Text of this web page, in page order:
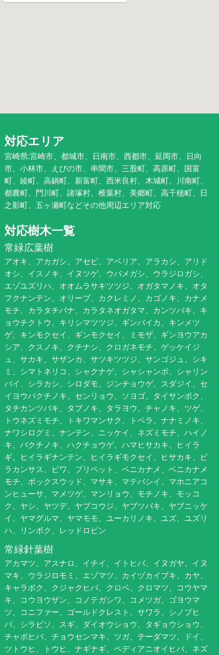
対応エリア
宮崎県:宮崎市、都城市、日南市、西都市、延岡市、日向
市、小林市、えびの市、串間市、三股町、高原町、国富
町、綾町、高鍋町、新富町、西米良村、木城町、川南町、
都農町、門川町、諸塚村、椎葉村、美郷町、高千穂町、日
之影町、五ヶ瀬町などその他周辺エリア対応
対応樹木一覧
常緑広葉樹
アオキ、アカガシ、アセビ、アベリア、アラカシ、アリド
オシ、イスノキ、イヌツゲ、ウバメガシ、ウラジロガシ、
エゾユズリハ、オオムラサキツツジ、オガタマノキ、オタ
フクナンテン、オリーブ、カクレミノ、カゴノキ、カナメ
モチ、カラタチバナ、カラタネオガタマ、カンツバキ、キ
ョウチクトウ、キリシマツツジ、ギンバイカ、キンメツ
ゲ、キンモクセイ、ギンモクセイ、ミモザ、ギンヨウアカ
シア、クスノキ、クチナシ、クロガネモチ、ゲッケイジ
ュ、サカキ、サザンカ、サツキツツジ、サンゴジュ、シキ
ミ、シマトネリコ、シャクナゲ、シャシャンポ、シャリン
バイ、シラカシ、シロダモ、ジンチョウゲ、スダジイ、セ
イヨウバクチノキ、センリョウ、ソヨゴ、タイサンボク、
タチカンツバキ、タブノキ、タラヨウ、チャノキ、ツゲ、
トウネズミモチ、トキワマンサク、トベラ、ナナミノキ、
ナワシログミ、ナンテン、ニッケイ、ネズミモチ、ハイノ
キ、バクチノキ、ハクチョウゲ、ハマヒサカキ、ヒイラ
ギ、ヒイラギナンテン、ヒイラギモクセイ、ヒサカキ、ピ
ラカンサス、ビワ、プリペット、ベニカナメ、ベニカナメ
モチ、ボックスウッド、マサキ、マテバシイ、マホニアコ
ンヒューサ、マメツゲ、マンリョウ、モチノキ、モッコ
ク、ヤシ、ヤツデ、ヤブコウジ、ヤブツバキ、ヤブニッケ
イ、ヤマグルマ、ヤマモモ、ユーカリノキ、ユズ、ユズリ
ハ、リンボク、レッドロビン
常緑針葉樹
アカマツ、アスナロ、イチイ、イトヒバ、イヌガヤ、イヌ
マキ、ウラジロモミ、エゾマツ、カイヅカイブキ、カヤ、
キャラボク、クジャクヒバ、クロベ、クロマツ、コウヤマ
キ、コウヨウザン、コノテガシワ、コメツガ、ゴヨウマ
ツ、コニファー、ゴールドクレスト、サワラ、シノブヒ
バ、シラビソ、スギ、ダイオウショウ、タギョウショウ、
チャボヒバ、チョウセンマキ、ツガ、テーダマツ、ドイ、
ツトウヒ、トウヒ、ナギナギ、ペディアニオイヒバ、ネズ